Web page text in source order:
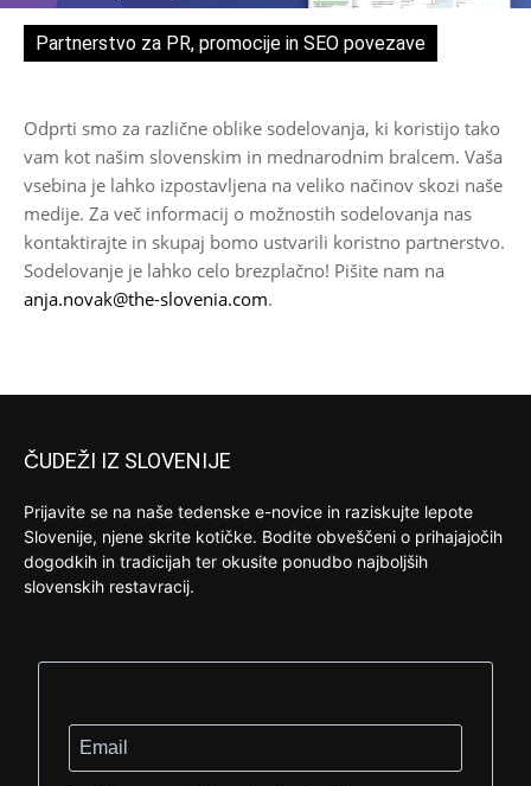
Partnerstvo za PR, promocije in SEO povezave
Odprti smo za različne oblike sodelovanja, ki koristijo tako
vam kot našim slovenskim in mednarodnim bralcem. Vaša
vsebina je lahko izpostavljena na veliko načinov skozi naše
medije. Za več informacij o možnostih sodelovanja nas
kontaktirajte in skupaj bomo ustvarili koristno partnerstvo.
Sodelovanje je lahko celo brezplačno! Pišite nam na
anja.novak@the-slovenia.com.
ČUDEŽI IZ SLOVENIJE
Prijavite se na naše tedenske e-novice in raziskujte lepote
Slovenije, njene skrite kotičke. Bodite obveščeni o prihajajočih
dogodkih in tradicijah ter okusite ponudbo najboljših
slovenskih restavracij.